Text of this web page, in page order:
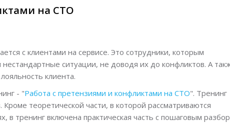
на СТО
с клиентами на сервисе. Это сотрудники, которым
ситуации, не доводя их до конфликтов. А
клиента.
- "Работа с претензиями и конфликтами на СТО". Тренинг
теоретической части, в которой рассматриваются
в тренинг включена практическая часть с пошаговым